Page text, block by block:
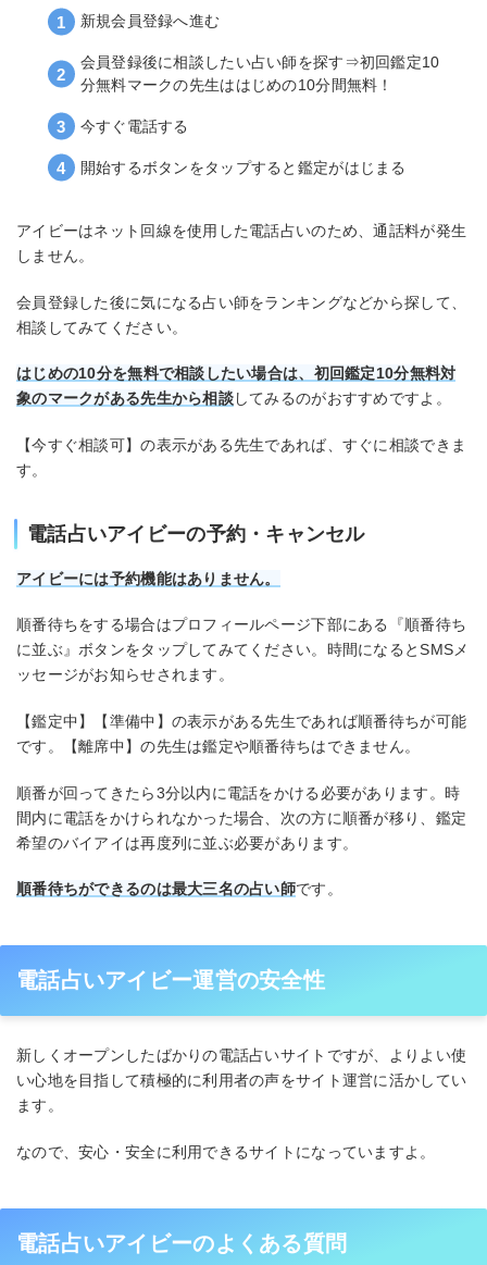
新規会員登録へ進む
会員登録後に相談したい占い師を探す⇒初回鑑定10
分無料マークの先生ははじめの10分間無料！
今すぐ電話する
開始するボタンをタップすると鑑定がはじまる
アイビーはネット回線を使用した電話占いのため、通話料が発生
しません。
会員登録した後に気になる占い師をランキングなどから探して、
相談してみてください。
はじめの10分を無料で相談したい場合は、初回鑑定10分無料対
象のマークがある先生から相談してみるのがおすすめですよ。
【今すぐ相談可】の表示がある先生であれば、すぐに相談できま
す。
電話占いアイビーの予約・キャンセル
アイビーには予約機能はありません。
順番待ちをする場合はプロフィールページ下部にある『順番待ち
に並ぶ』ボタンをタップしてみてください。時間になるとSMSメ
ッセージがお知らせされます。
【鑑定中】【準備中】の表示がある先生であれば順番待ちが可能
です。【離席中】の先生は鑑定や順番待ちはできません。
順番が回ってきたら3分以内に電話をかける必要があります。時
間内に電話をかけられなかった場合、次の方に順番が移り、鑑定
希望のバイアイは再度列に並ぶ必要があります。
順番待ちができるのは最大三名の占い師です。
電話占いアイビー運営の安全性
新しくオープンしたばかりの電話占いサイトですが、よりよい使
い心地を目指して積極的に利用者の声をサイト運営に活かしてい
ます。
なので、安心・安全に利用できるサイトになっていますよ。
電話占いアイビーのよくある質問